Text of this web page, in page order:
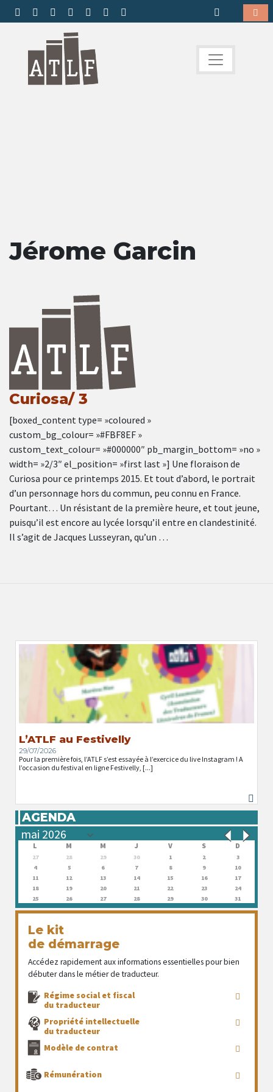
Jérome Garcin
Curiosa/ 3
[boxed_content type= »coloured »
custom_bg_colour= »#FBF8EF »
custom_text_colour= »#000000″ pb_margin_bottom= »no »
width= »2/3″ el_position= »first last »] Une floraison de
Curiosa pour ce printemps 2015. Et tout d’abord, le portrait
d’un personnage hors du commun, peu connu en France.
Pourtant… Un résistant de la première heure, et tout jeune,
puisqu’il est encore au lycée lorsqu’il entre en clandestinité.
Il s’agit de Jacques Lusseyran, qu’un …
L’ATLF au Festivelly
29/07/2026
Pour la première fois, l’ATLF s’est essayée à l’exercice du live Instagram ! A
l’occasion du festival en ligne Festivelly, [...]
AGENDA
L M M J V S D
27 28 29 30 1 2
3
4
5 6 7 8 9
10
11
12 13 14 15 16
17
18
19 20 21 22 23
24
25
26 27 28 29 30 31
Le kit
de démarrage
Accédez rapidement aux informations essentielles pour bien
débuter dans le métier de traducteur.
Régime social et fiscal
du traducteur
Propriété intellectuelle
du traducteur
Modèle de contrat
Rémunération